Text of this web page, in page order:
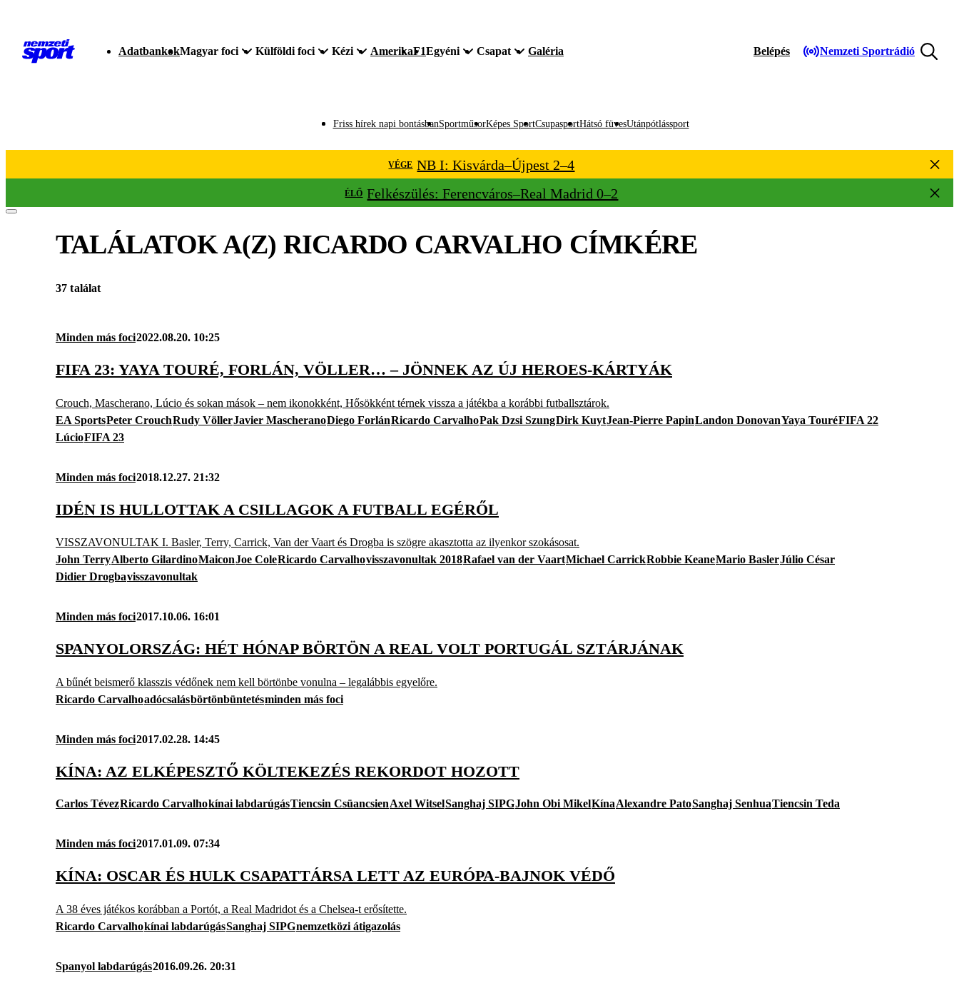
AdatbankokMagyar foci Külföldi foci Kézi AmerikaF1Egyéni Csapat Galéria Belépés Nemzeti Sportrádió
Friss hírek napi bontásbanSportműsorKépes SportCsupasportHátsó füvesUtánpótlássport
VÉGE NB I: Kisvárda–Újpest 2–4
ÉLŐ Felkészülés: Ferencváros–Real Madrid 0–2
TALÁLATOK A(Z) RICARDO CARVALHO CÍMKÉRE
37 találat
Minden más foci2022.08.20. 10:25
FIFA 23: YAYA TOURÉ, FORLÁN, VÖLLER… – JÖNNEK AZ ÚJ HEROES-KÁRTYÁK
Crouch, Mascherano, Lúcio és sokan mások – nem ikonokként, Hősökként térnek vissza a játékba a korábbi futballsztárok.
EA SportsPeter CrouchRudy VöllerJavier MascheranoDiego ForlánRicardo CarvalhoPak Dzsi SzungDirk KuytJean-Pierre PapinLandon DonovanYaya TouréFIFA 22
LúcioFIFA 23
Minden más foci2018.12.27. 21:32
IDÉN IS HULLOTTAK A CSILLAGOK A FUTBALL EGÉRŐL
VISSZAVONULTAK I. Basler, Terry, Carrick, Van der Vaart és Drogba is szögre akasztotta az ilyenkor szokásosat.
John TerryAlberto GilardinoMaiconJoe ColeRicardo Carvalhovisszavonultak 2018Rafael van der VaartMichael CarrickRobbie KeaneMario BaslerJúlio César
Didier Drogbavisszavonultak
Minden más foci2017.10.06. 16:01
SPANYOLORSZÁG: HÉT HÓNAP BÖRTÖN A REAL VOLT PORTUGÁL SZTÁRJÁNAK
A bűnét beismerő klasszis védőnek nem kell börtönbe vonulna – legalábbis egyelőre.
Ricardo Carvalhoadócsalásbörtönbüntetésminden más foci
Minden más foci2017.02.28. 14:45
KÍNA: AZ ELKÉPESZTŐ KÖLTEKEZÉS REKORDOT HOZOTT
Carlos TévezRicardo Carvalhokínai labdarúgásTiencsin CsüancsienAxel WitselSanghaj SIPGJohn Obi MikelKínaAlexandre PatoSanghaj SenhuaTiencsin Teda
Minden más foci2017.01.09. 07:34
KÍNA: OSCAR ÉS HULK CSAPATTÁRSA LETT AZ EURÓPA-BAJNOK VÉDŐ
A 38 éves játékos korábban a Portót, a Real Madridot és a Chelsea-t erősítette.
Ricardo Carvalhokínai labdarúgásSanghaj SIPGnemzetközi átigazolás
Spanyol labdarúgás2016.09.26. 20:31